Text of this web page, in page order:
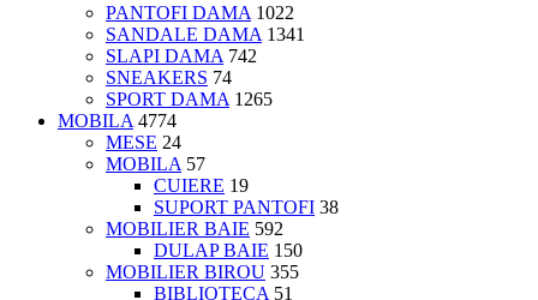
PANTOFI DAMA 1022
SANDALE DAMA 1341
SLAPI DAMA 742
SNEAKERS 74
SPORT DAMA 1265
MOBILA 4774
MESE 24
MOBILA 57
CUIERE 19
SUPORT PANTOFI 38
MOBILIER BAIE 592
DULAP BAIE 150
MOBILIER BIROU 355
BIBLIOTECA 51